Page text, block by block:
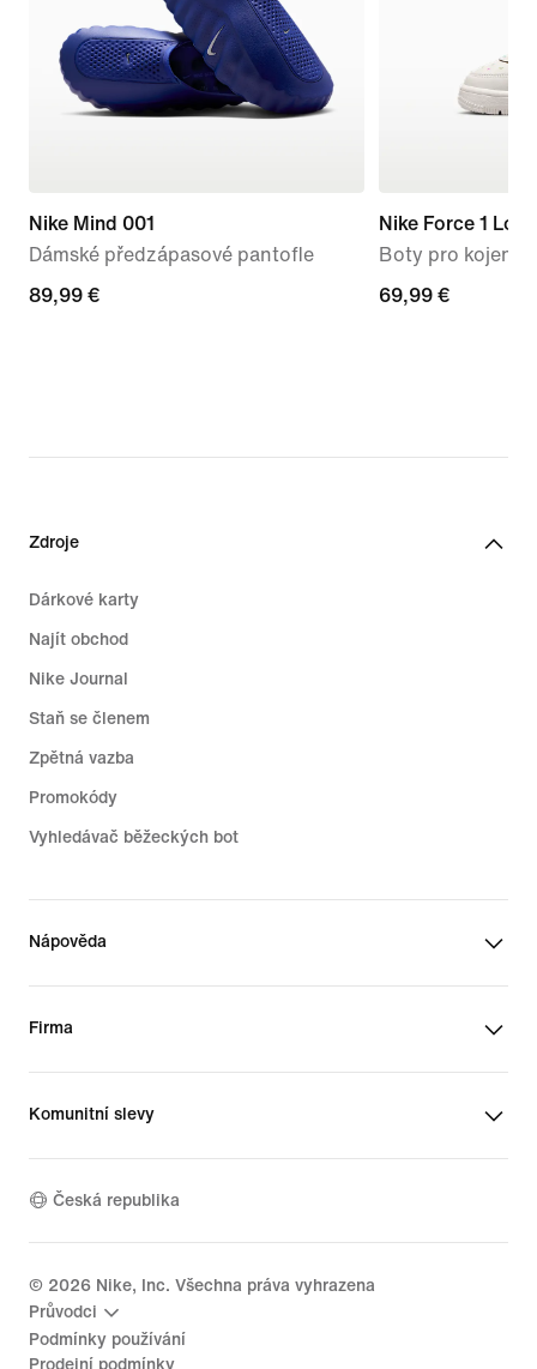
Nike Mind 001
Dámské předzápasové pantofle
89,99 €
89,99 €
Nike Force 1 Low
Boty pro
69,99 €
69,99 €
Zdroje
Dárkové karty
Najít obchod
Nike Journal
Staň se členem
Zpětná vazba
Promokódy
Vyhledávač běžeckých bot
Nápověda
Firma
Komunitní slevy
Česká republika
© 2026 Nike, Inc. Všechna práva vyhrazena
Průvodci
Podmínky používání
Prodejní podmínky